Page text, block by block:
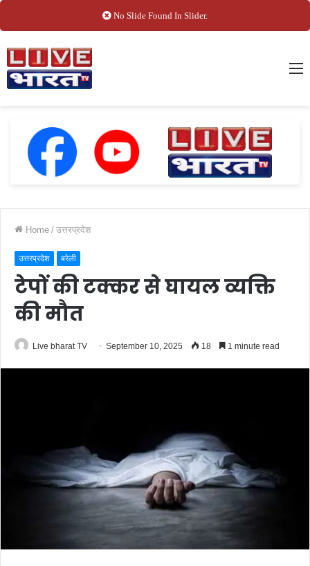
No Slide Found In Slider.
Home / उत्तरप्रदेश
उत्तरप्रदेश बरेली
टेपों की टक्कर से घायल व्यक्ति
की मौत
Live bharat TV September 10, 2025 18 1 minute read